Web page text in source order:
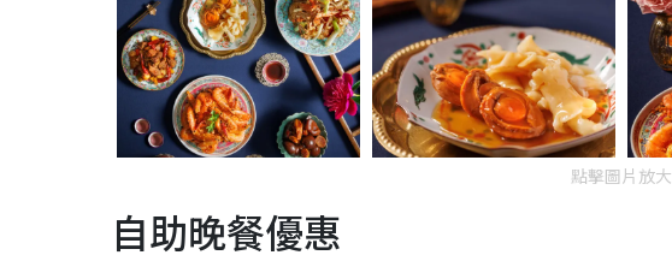
點擊圖片放大
自助晚餐優惠